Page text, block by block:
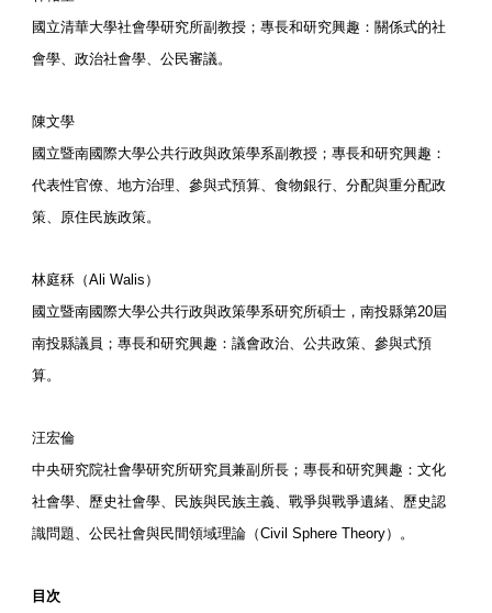
國立清華大學社會學研究所副教授；專長和研究興趣：關係式的社
會學、政治社會學、公民審議。
陳文學
國立暨南國際大學公共行政與政策學系副教授；專長和研究興趣：
代表性官僚、地方治理、參與式預算、食物銀行、分配與重分配政
策、原住民族政策。
林庭秝（Ali Walis）
國立暨南國際大學公共行政與政策學系研究所碩士，南投縣第20屆
南投縣議員；專長和研究興趣：議會政治、公共政策、參與式預
算。
汪宏倫
中央研究院社會學研究所研究員兼副所長；專長和研究興趣：文化
社會學、歷史社會學、民族與民族主義、戰爭與戰爭遺緒、歷史認
識問題、公民社會與民間領域理論（Civil Sphere Theory）。
目次